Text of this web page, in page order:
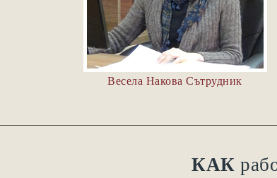
Весела Накова Сътрудник
КАК